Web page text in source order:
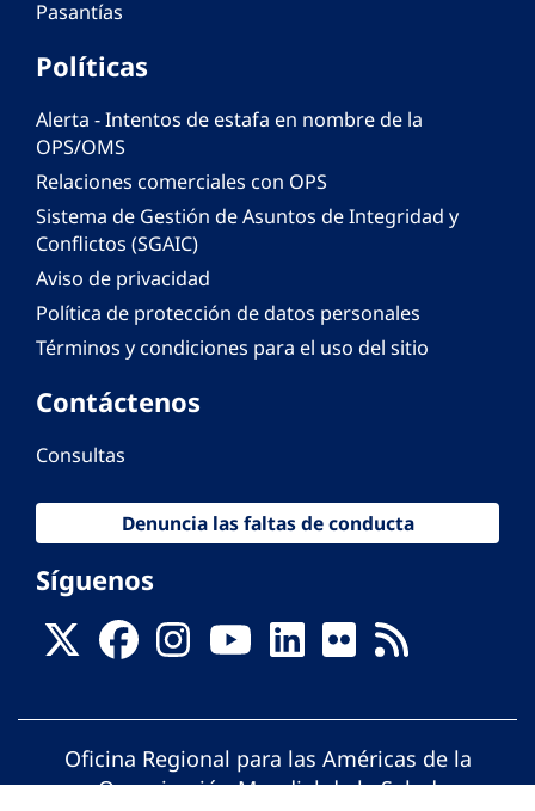
Pasantías
Políticas
Alerta - Intentos de estafa en nombre de la
OPS/OMS
Relaciones comerciales con OPS
Sistema de Gestión de Asuntos de Integridad y
Conflictos (SGAIC)
Aviso de privacidad
Política de protección de datos personales
Términos y condiciones para el uso del sitio
Contáctenos
Consultas
Denuncia las faltas de conducta
Síguenos
Oficina Regional para las Américas de la
Organización Mundial de la Salud